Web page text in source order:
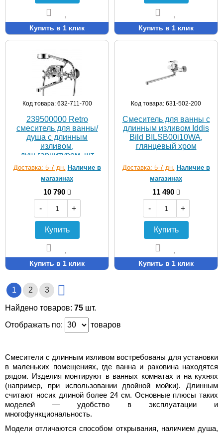
Купить в 1 клик Купить в 1 клик
Код товара: 632-711-700
239500000 Retro
смеситель для ванны/
душа с длинным
изливом,
душ.гарнитуром, шт
Доставка: 5-7 дн. Наличие в
магазинах
10 790
-
+
Купить
Купить в 1 клик
Код товара: 631-502-200
Смеситель для ванны с
длинным изливом Iddis
Bild BILSB00i10WA,
глянцевый хром
Доставка: 5-7 дн. Наличие в
магазинах
11 490
-
+
Купить
Купить в 1 клик
1 2 3
Найдено товаров: 75 шт.
Отображать по:
товаров
Смесители с длинным изливом востребованы для установки
в маленьких помещениях, где ванна и раковина находятся
рядом. Изделия монтируют в ванных комнатах и на кухнях
(например, при использовании двойной мойки). Длинным
считают носик длиной более 24 см. Основные плюсы таких
моделей — удобство в эксплуатации и
многофункциональность.
Модели отличаются способом открывания, наличием душа,